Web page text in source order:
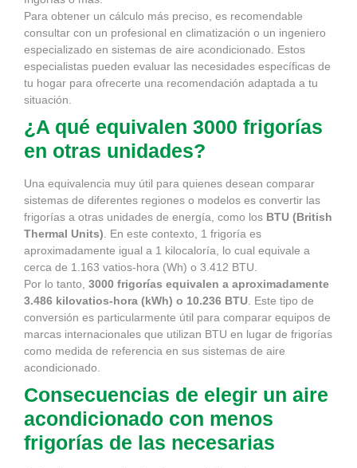
Para obtener un cálculo más preciso, es recomendable
consultar con un profesional en climatización o un ingeniero
especializado en sistemas de aire acondicionado. Estos
especialistas pueden evaluar las necesidades específicas de
tu hogar para ofrecerte una recomendación adaptada a tu
situación.
¿A qué equivalen 3000 frigorías
en otras unidades?
Una equivalencia muy útil para quienes desean comparar
sistemas de diferentes regiones o modelos es convertir las
frigorías a otras unidades de energía, como los BTU (British
Thermal Units). En este contexto, 1 frigoría es
aproximadamente igual a 1 kilocaloría, lo cual equivale a
cerca de 1.163 vatios-hora (Wh) o 3.412 BTU.
Por lo tanto, 3000 frigorías equivalen a aproximadamente
3.486 kilovatios-hora (kWh) o 10.236 BTU. Este tipo de
conversión es particularmente útil para comparar equipos de
marcas internacionales que utilizan BTU en lugar de frigorías
como medida de referencia en sus sistemas de aire
acondicionado.
Consecuencias de elegir un aire
acondicionado con menos
frigorías de las necesarias